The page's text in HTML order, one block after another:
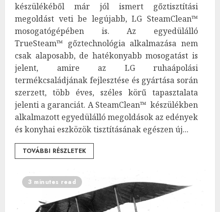
készülékéből már jól ismert gőztisztítási
megoldást veti be legújabb, LG SteamClean™
mosogatógépében is. Az egyedülálló
TrueSteam™ gőztechnológia alkalmazása nem
csak alaposabb, de hatékonyabb mosogatást is
jelent, amire az LG ruhaápolási
termékcsaládjának fejlesztése és gyártása során
szerzett, több éves, széles körű tapasztalata
jelenti a garanciát. A SteamClean™ készülékben
alkalmazott egyedülálló megoldások az edények
és konyhai eszközök tisztításának egészen új...
TOVÁBBI RÉSZLETEK
3 minutes read